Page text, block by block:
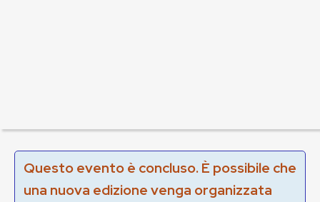
Questo evento è concluso. È possibile che
una nuova edizione venga organizzata